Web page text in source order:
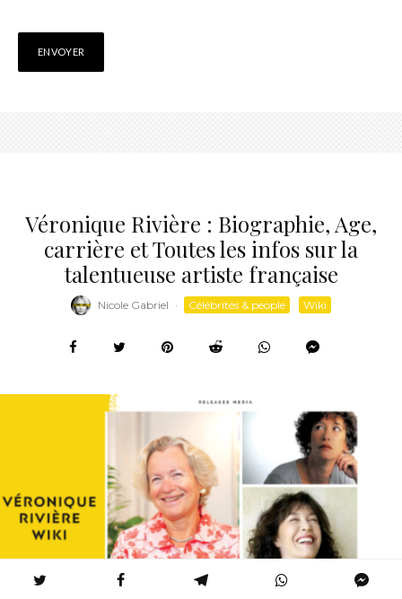
Véronique Rivière : Biographie, Age,
carrière et Toutes les infos sur la
talentueuse artiste française
Nicole Gabriel · Célébrités & people Wiki